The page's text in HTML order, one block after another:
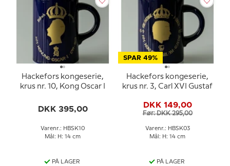
Hackefors kongeserie,
krus nr. 10, Kong Oscar I
DKK 395,00
Varenr.: HBSK10
Mål: H: 14 cm
PÅ LAGER
SPAR 49%
Hackefors kongeserie,
krus nr. 3, Carl XVI Gustaf
DKK 149,00
Før: DKK 295,00
Varenr.: HBSK03
Mål: H: 14 cm
PÅ LAGER